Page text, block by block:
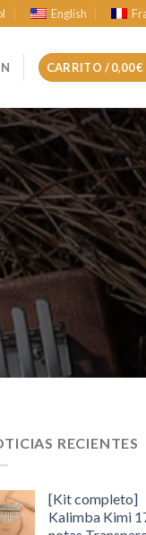
English
CARRITO /0,00€
RECIENTES
[Kit completo]
Kalimba Kimi